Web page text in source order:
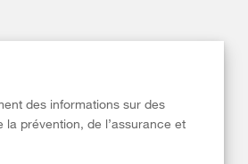
des informations sur des
la prévention, de l’assurance et